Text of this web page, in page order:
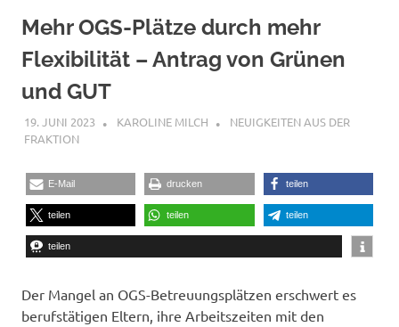
Mehr OGS-Plätze durch mehr
Flexibilität – Antrag von Grünen
und GUT
19. JUNI 2023 KAROLINE MILCH
NEUIGKEITEN AUS DER
FRAKTION
E-Mail drucken teilen
teilen teilen teilen
teilen
Der Mangel an OGS-Betreuungsplätzen erschwert es
berufstätigen Eltern, ihre Arbeitszeiten mit den